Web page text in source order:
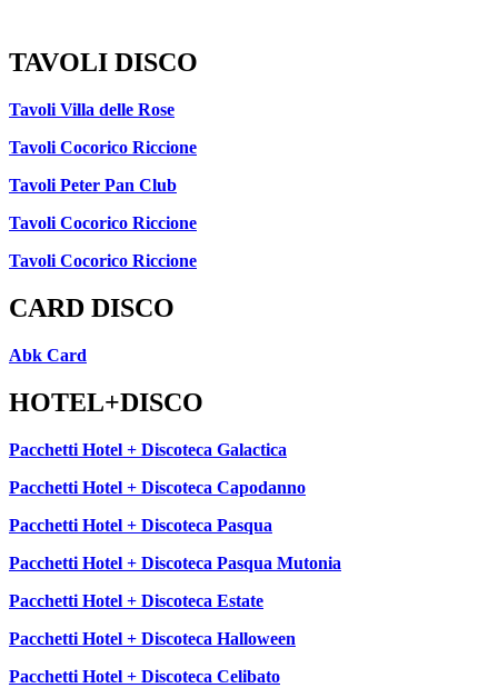
TAVOLI DISCO
Tavoli Villa delle Rose
Tavoli Cocorico Riccione
Tavoli Peter Pan Club
Tavoli Cocorico Riccione
Tavoli Cocorico Riccione
CARD DISCO
Abk Card
HOTEL+DISCO
Pacchetti Hotel + Discoteca Galactica
Pacchetti Hotel + Discoteca Capodanno
Pacchetti Hotel + Discoteca Pasqua
Pacchetti Hotel + Discoteca Pasqua Mutonia
Pacchetti Hotel + Discoteca Estate
Pacchetti Hotel + Discoteca Halloween
Pacchetti Hotel + Discoteca Celibato